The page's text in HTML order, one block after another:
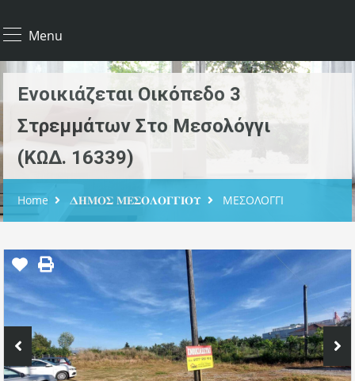
Menu
Ενοικιάζεται Οικόπεδο 3
Στρεμμάτων Στο Μεσολόγγι
(ΚΩΔ. 16339)
Home 𝚫𝚮𝚳𝚶𝚺 𝚳𝚬𝚺𝚶𝚲𝚶𝚪𝚪𝚰𝚶𝚼 ΜΕΣΟΛΟΓΓΙ